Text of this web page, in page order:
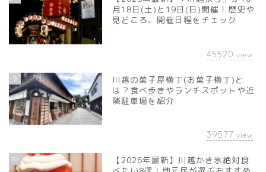
月18日(土)と19日(日)開催！歴史や
見どころ、開催日程をチェック
45520 view
9
川越の菓子屋横丁(お菓子横丁)と
は？食べ歩きやランチスポットや近
隣駐車場を紹介
39577 view
10
【2026年最新】川越かき氷絶対食